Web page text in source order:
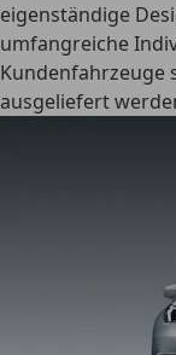
eigenständige
umfangreiche
Kundenfahrzeuge
ausgeliefert